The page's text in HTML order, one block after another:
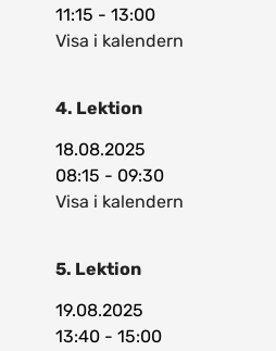
11:15 - 13:00
Visa i kalendern
4. Lektion
18.08.2025
08:15 - 09:30
Visa i kalendern
5. Lektion
19.08.2025
13:40 - 15:00